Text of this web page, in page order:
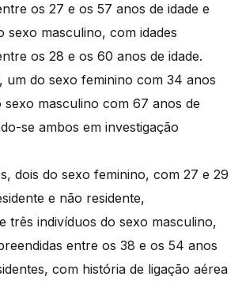
os 27 e os 57 anos de idade e
sexo masculino, com idades
os 28 e os 60 anos de idade.
um do sexo feminino com 34 anos
sexo masculino com 67 anos de
se ambos em investigação
dois do sexo feminino, com 27 e 29
e não residente,
três indivíduos do sexo masculino,
entre os 38 e os 54 anos
com história de ligação aérea